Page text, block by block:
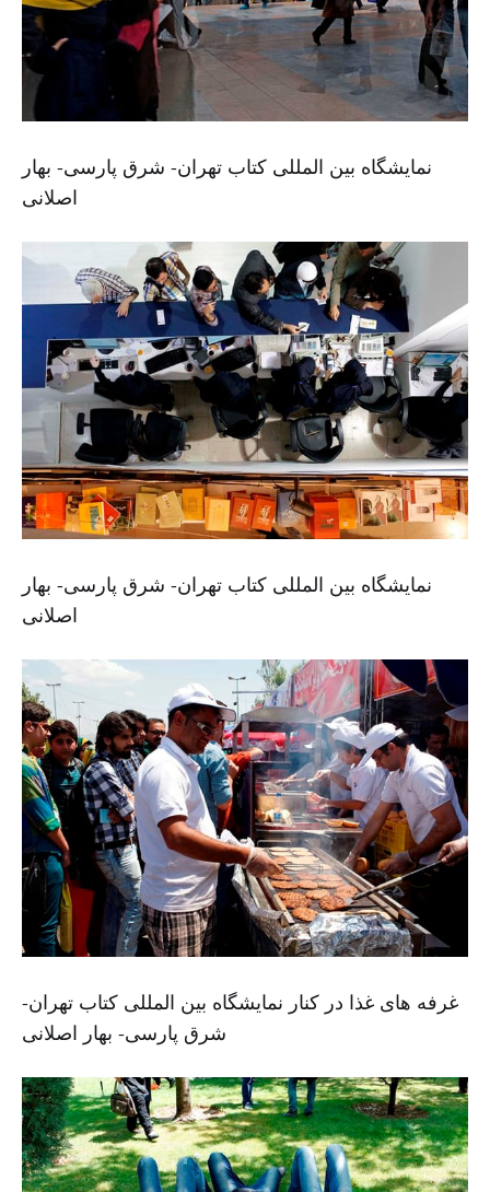
نمایشگاه بین المللی کتاب تهران- شرق پارسی- بهار
اصلانی
نمایشگاه بین المللی کتاب تهران- شرق پارسی- بهار
اصلانی
غرفه های غذا در کنار نمایشگاه بین المللی کتاب تهران-
شرق پارسی- بهار اصلانی